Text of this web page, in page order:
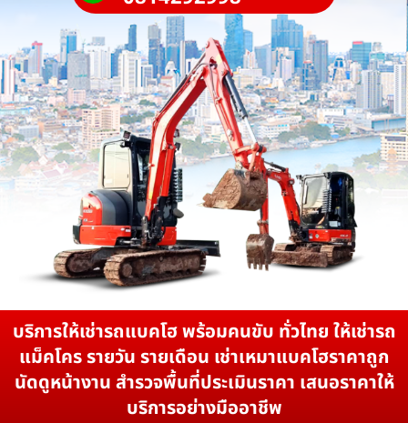
บริการให้เช่ารถแบคโฮ พร้อมคนขับ ทั่วไทย ให้เช่ารถ
แม็คโคร รายวัน รายเดือน เช่าเหมาแบคโฮราคาถูก
นัดดูหน้างาน สำรวจพื้นที่ประเมินราคา เสนอราคาให้
บริการอย่างมืออาชีพ